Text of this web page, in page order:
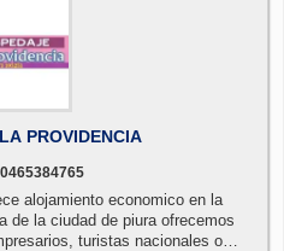
PROVIDENCIA
de piura ofrecemos
turistas nacionales o